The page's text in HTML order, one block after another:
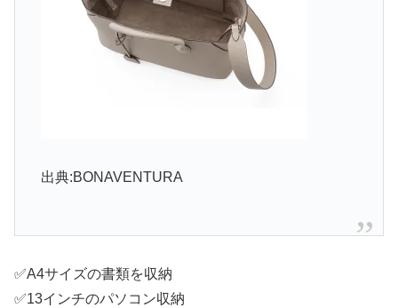
出典:BONAVENTURA
✅A4サイズの書類を収納
✅13インチのパソコン収納